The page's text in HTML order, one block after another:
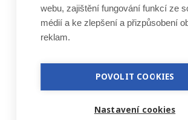
webu, zajištění fungování funkcí ze
médií a ke zlepšení a přizpůsobení
reklam.
POVOLIT COOKIES
Nastavení cookies